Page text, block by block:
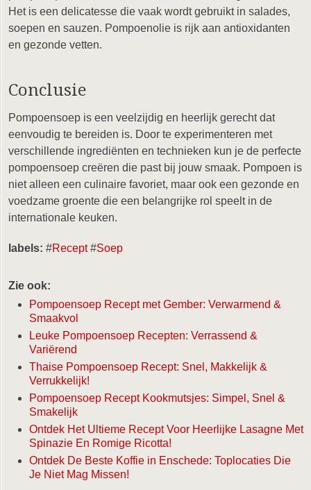
Het is een delicatesse die vaak wordt gebruikt in salades,
soepen en sauzen. Pompoenolie is rijk aan antioxidanten
en gezonde vetten.
Conclusie
Pompoensoep is een veelzijdig en heerlijk gerecht dat
eenvoudig te bereiden is. Door te experimenteren met
verschillende ingrediënten en technieken kun je de perfecte
pompoensoep creëren die past bij jouw smaak. Pompoen is
niet alleen een culinaire favoriet, maar ook een gezonde en
voedzame groente die een belangrijke rol speelt in de
internationale keuken.
labels: #Recept#Soep
Zie ook:
Pompoensoep Recept met Gember: Verwarmend &
Smaakvol
Leuke Pompoensoep Recepten: Verrassend &
Variërend
Thaise Pompoensoep Recept: Snel, Makkelijk &
Verrukkelijk!
Pompoensoep Recept Kookmutsjes: Simpel, Snel &
Smakelijk
Ontdek Het Ultieme Recept Voor Heerlijke Lasagne Met
Spinazie En Romige Ricotta!
Ontdek De Beste Koffie in Enschede: Toplocaties Die
Je Niet Mag Missen!